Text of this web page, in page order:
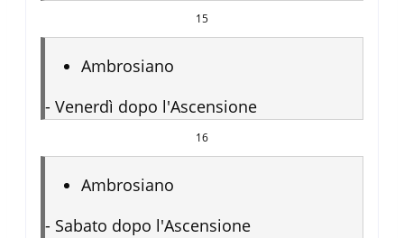
15
Ambrosiano
- Venerdì dopo l'Ascensione
16
Ambrosiano
- Sabato dopo l'Ascensione